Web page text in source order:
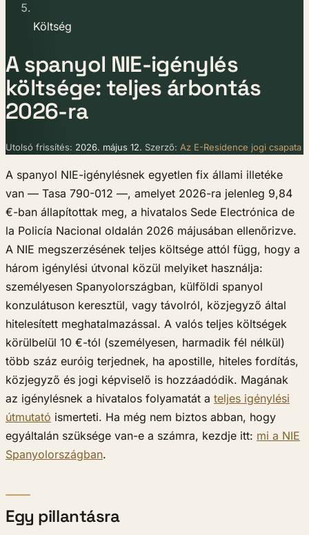
Költség
A spanyol NIE-igénylés
költsége: teljes árbontás
2026-ra
Utolsó frissítés: 2026. május 12. Szerző: Az E-Residence jogi csapata
A spanyol NIE-igénylésnek egyetlen fix állami illetéke
van — Tasa 790-012 —, amelyet 2026-ra jelenleg 9,84
€-ban állapítottak meg, a hivatalos Sede Electrónica de
la Policía Nacional oldalán 2026 májusában ellenőrizve.
A NIE megszerzésének teljes költsége attól függ, hogy a
három igénylési útvonal közül melyiket használja:
személyesen Spanyolországban, külföldi spanyol
konzulátuson keresztül, vagy távolról, közjegyző által
hitelesített meghatalmazással. A valós teljes költségek
körülbelül 10 €-tól (személyesen, harmadik fél nélkül)
több száz euróig terjednek, ha apostille, hiteles fordítás,
közjegyző és jogi képviselő is hozzáadódik. Magának
az igénylésnek a hivatalos folyamatát a teljes igénylési
útmutató ismerteti. Ha még nem biztos abban, hogy
egyáltalán szüksége van-e a számra, kezdje itt: mi a NIE
Spanyolországban.
Egy pillantásra